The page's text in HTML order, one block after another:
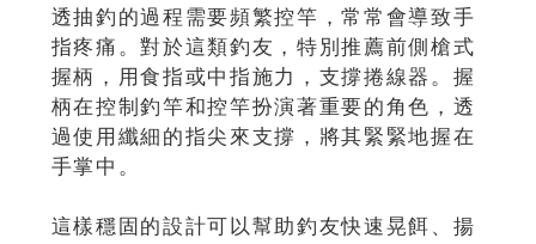
透抽釣的過程需要頻繁控竿，常常會導致手
指疼痛。對於這類釣友，特別推薦前側槍式
握柄，用食指或中指施力，支撐捲線器。握
柄在控制釣竿和控竿扮演著重要的角色，透
過使用纖細的指尖來支撐，將其緊緊地握在
手掌中。
這樣穩固的設計可以幫助釣友快速晃餌、揚